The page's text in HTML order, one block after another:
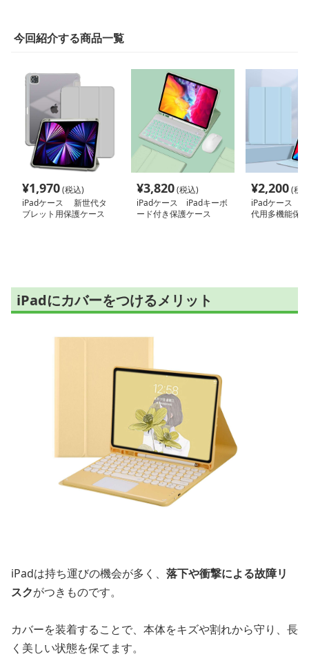
今回紹介する商品一覧
¥1,970(税込)
iPadケース 新世代タ
ブレット用保護ケース
¥3,820(税込)
iPadケース iPadキーボ
ード付き保護ケース
¥2,200(税
iPadケース
代用多機能保
iPadにカバーをつけるメリット
iPadは持ち運びの機会が多く、 落下や衝撃による故障リ
スクがつきものです。
カバーを装着することで、本体をキズや割れから守り、長
く美しい状態を保てます。